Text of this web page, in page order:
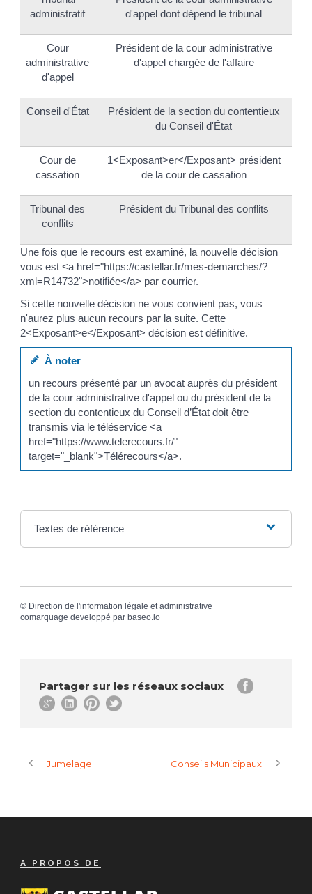
administratif
d'appel dont dépend le tribunal
Cour
administrative
d'appel
Président de la cour administrative
d'appel chargée de l'affaire
Conseil d'État
Président de la section du contentieux
du Conseil d'État
Cour de
cassation
1<Exposant>er</Exposant> président
de la cour de cassation
Tribunal des
conflits
Président du Tribunal des conflits
Une fois que le recours est examiné, la nouvelle décision
vous est <a href="https://castellar.fr/mes-demarches/?
xml=R14732">notifiée</a> par courrier.
Si cette nouvelle décision ne vous convient pas, vous
n'aurez plus aucun recours par la suite. Cette
2<Exposant>e</Exposant> décision est définitive.
À noter
un recours présenté par un avocat auprès du président
de la cour administrative d'appel ou du président de la
section du contentieux du Conseil d’État doit être
transmis via le téléservice <a
href="https://www.telerecours.fr/"
target="_blank">Télérecours</a>.
Textes de référence
© Direction de l'information légale et administrative
comarquage developpé par baseo.io
Partager sur les réseaux sociaux
Jumelage Conseils Municipaux
A PROPOS DE